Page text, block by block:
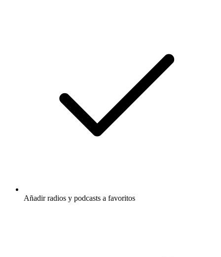
Añadir radios y podcasts a favoritos